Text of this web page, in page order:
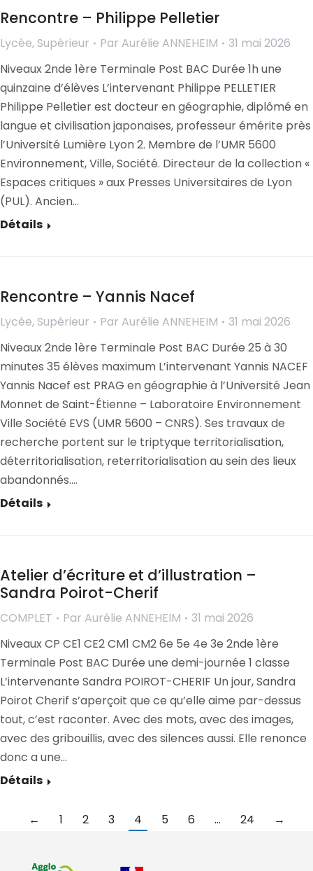
Rencontre – Philippe Pelletier
Lycée, Supérieur Par Aurélie ANNEHEIM
31 mai 2026
Niveaux 2nde 1ère Terminale Post BAC Durée 1h une
quinzaine d’élèves L’intervenant Philippe PELLETIER
Philippe Pelletier est docteur en géographie, diplômé en
langue et civilisation japonaises, professeur émérite près
l’Université Lumière Lyon 2. Membre de l’UMR 5600
Environnement, Ville, Société. Directeur de la collection «
Espaces critiques » aux Presses Universitaires de Lyon
(PUL). Ancien…
Détails
Rencontre – Yannis Nacef
Lycée, Supérieur Par Aurélie ANNEHEIM
31 mai 2026
Niveaux 2nde 1ère Terminale Post BAC Durée 25 à 30
minutes 35 élèves maximum L’intervenant Yannis NACEF
Yannis Nacef est PRAG en géographie à l’Université Jean
Monnet de Saint-Étienne – Laboratoire Environnement
Ville Société EVS (UMR 5600 – CNRS). Ses travaux de
recherche portent sur le triptyque territorialisation,
déterritorialisation, reterritorialisation au sein des lieux
abandonnés.…
Détails
Atelier d’écriture et d’illustration –
Sandra Poirot-Cherif
COMPLET Par Aurélie ANNEHEIM
31 mai 2026
Niveaux CP CE1 CE2 CM1 CM2 6e 5e 4e 3e 2nde 1ère
Terminale Post BAC Durée une demi-journée 1 classe
L’intervenante Sandra POIROT-CHERIF Un jour, Sandra
Poirot Cherif s’aperçoit que ce qu’elle aime par-dessus
tout, c’est raconter. Avec des mots, avec des images,
avec des gribouillis, avec des silences aussi. Elle renonce
donc a une…
Détails
← 1 2 3 4 5 6 … 24 →